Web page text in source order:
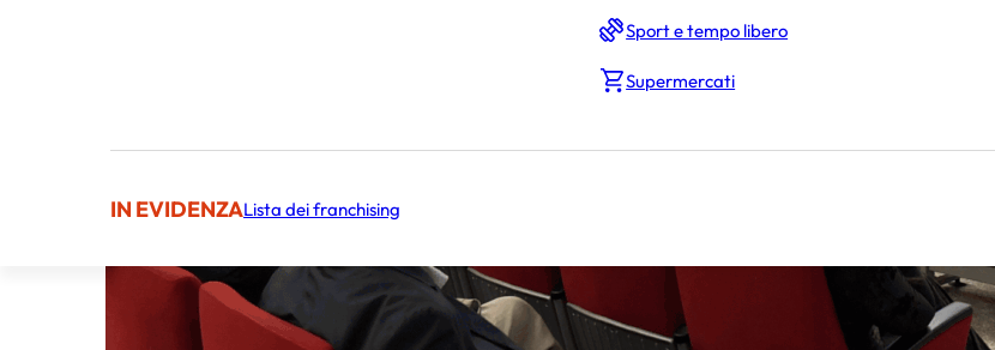
Sport e tempo libero
Supermercati
IN EVIDENZALista dei franchising